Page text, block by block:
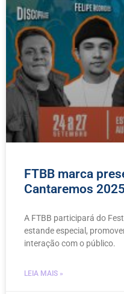
FTBB marca
Cantaremos 2025
A FTBB participará do
estande especial,
interação com o público.
LEIA MAIS »